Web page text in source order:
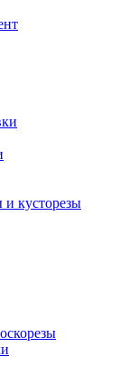
кусторезы